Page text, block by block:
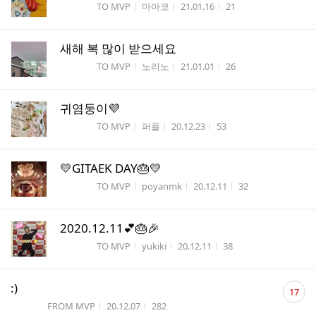
TO MVP 작성자
마아코 작성시간
21.01.16 조회수
21
새해 복 많이 받으세요
TO MVP 작성자
노리노 작성시간
21.01.01 조회수
26
귀염둥이💜
TO MVP 작성자
퍼플 작성시간
20.12.23 조회수
53
💛GITAEK DAY🎂💛
TO MVP 작성자
poyanmk 작성시간
20.12.11 조회수
32
2020.12.11💕🎂🎉
TO MVP 작성자
yukiki 작성시간
20.12.11 조회수
38
:)
FROM MVP 작성시간
20.12.07 조회수
282
댓
글17